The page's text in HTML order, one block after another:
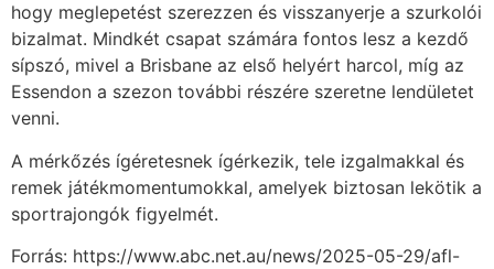
hogy meglepetést szerezzen és visszanyerje a szurkolói
bizalmat. Mindkét csapat számára fontos lesz a kezdő
sípszó, mivel a Brisbane az első helyért harcol, míg az
Essendon a szezon további részére szeretne lendületet
venni.
A mérkőzés ígéretesnek ígérkezik, tele izgalmakkal és
remek játékmomentumokkal, amelyek biztosan lekötik a
sportrajongók figyelmét.
Forrás: https://www.abc.net.au/news/2025-05-29/afl-